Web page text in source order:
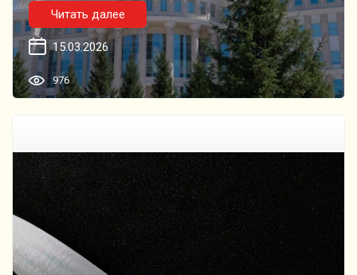
Читать далее
15.03.2026
976